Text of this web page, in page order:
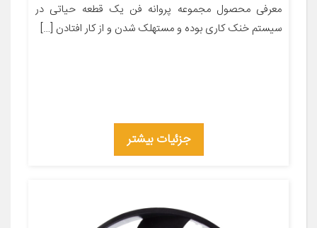
معرفی محصول مجموعه پروانه فن یک قطعه حیاتی در
سیستم خنک کاری بوده و مستهلک شدن و از کار افتادن […]
جزئیات بیشتر